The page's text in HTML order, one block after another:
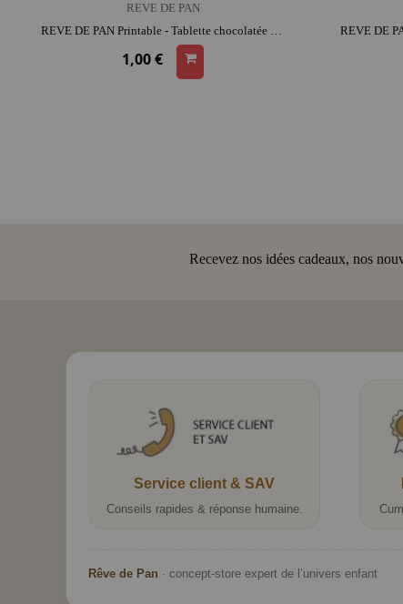
REVE DE PAN
REVE DE PAN Printable - Tablette chocolatée Bonne fête Papa | moment créatif apaisant
1,00 €
Recevez nos idées cadeaux, nos
Service client & SAV
Conseils rapides & réponse humaine.
Rêve de Pan · concept-store expert de l’univers enfant